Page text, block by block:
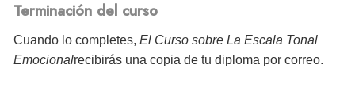
Terminación del curso
Cuando lo completes, El Curso sobre La Escala Tonal
Emocionalrecibirás una copia de tu diploma por correo.